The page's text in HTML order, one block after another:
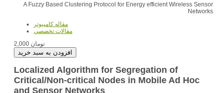
A Fuzzy Based Clustering Protocol for Energy efficient Wireless Sensor
Networks
مقاله کامپیوتر
مقالات تخصصي
2,000 تومان
Localized Algorithm for Segregation of
Critical/Non-critical Nodes in Mobile Ad Hoc
and Sensor Networks